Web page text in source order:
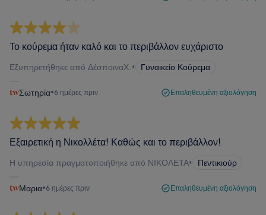
Το κούρεμα ήταν καλό και το περιβάλλον ευχάριστο
Εξυπηρετήθηκε από ΔέσποιναΧ.• Γυναικείο Κούρεμα
Σωτηρία•6 ημέρες πριν Επαληθευμένη αξιολόγηση
Εξαιρετική η Νικολλέτα! Καθώς και το περιβάλλον!
Η υπηρεσία πραγματοποιήθηκε από ΝΙΚΟΛΕΤΑ• Πεντικιούρ
Μαρια•6 ημέρες πριν Επαληθευμένη αξιολόγηση